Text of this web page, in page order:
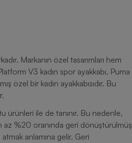
Markanın özel tasarımları hem
V3 kadın spor ayakkabı, Puma
özel bir kadın ayakkabısıdır. Bu
ile de tanınır. Bu nedenle,
az %20 oranında geri dönüştürülmüş
anlamına gelir. Geri